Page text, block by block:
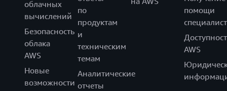
облачных
вычислений
Безопасность
облака
AWS
Новые
возможности
по
продуктам
и
техническим
темам
Аналитические
отчеты
помощи
AWS